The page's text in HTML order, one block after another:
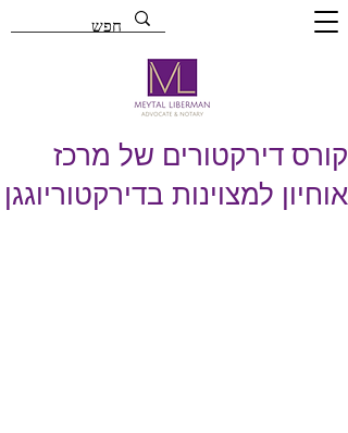
קורס דירקטורים של מרכז
אוחיון למצוינות בדירקטוריוגגן